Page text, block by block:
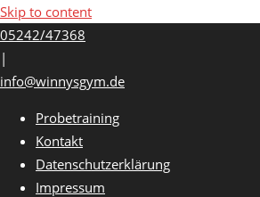
Skip to content
05242/47368
|
info@winnysgym.de
Probetraining
Kontakt
Datenschutzerklärung
Impressum